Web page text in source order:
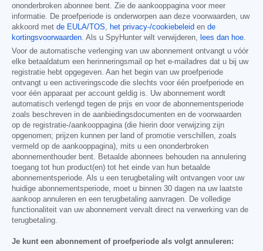
ononderbroken abonnee bent. Zie de aankooppagina voor meer
informatie. De proefperiode is onderworpen aan deze voorwaarden, uw
akkoord met de EULA/TOS het privacy-/cookiebeleid en de
kortingsvoorwaarden . Als u SpyHunter wilt verwijderen, lees dan hoe
Voor de automatische verlenging van uw abonnement ontvangt u vóór
elke betaaldatum een herinneringsmail op het e-mailadres dat u bij uw
registratie hebt opgegeven. Aan het begin van uw proefperiode
ontvangt u een activeringscode die slechts voor één proefperiode en
voor één apparaat per account geldig is. Uw abonnement wordt
automatisch verlengd tegen de prijs en voor de abonnementsperiode
zoals beschreven in de aanbiedingsdocumenten en de voorwaarden
op de registratie-/aankooppagina (die hierin door verwijzing zijn
opgenomen; prijzen kunnen per land of promotie verschillen, zoals
vermeld op de aankooppagina), mits u een ononderbroken
abonnementhouder bent. Betaalde abonnees behouden na annulering
toegang tot hun product(en) tot het einde van hun betaalde
abonnementsperiode. Als u een terugbetaling wilt ontvangen voor uw
huidige abonnementsperiode, moet u binnen 30 dagen na uw laatste
aankoop annuleren en een terugbetaling aanvragen. De volledige
functionaliteit van uw abonnement vervalt direct na verwerking van de
terugbetaling.
Je kunt een abonnement of proefperiode als volgt annuleren: